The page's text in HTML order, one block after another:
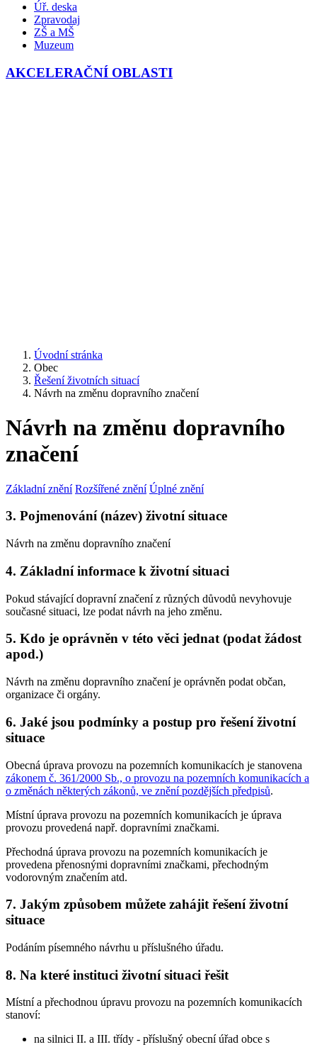
Úř. deska
Zpravodaj
ZŠ a MŠ
Muzeum
AKCELERAČNÍ OBLASTI
Úvodní stránka
Obec
Řešení životních situací
Návrh na změnu dopravního značení
Návrh na změnu dopravního
značení
Základní znění Rozšířené znění Úplné znění
3. Pojmenování (název) životní situace
Návrh na změnu dopravního značení
4. Základní informace k životní situaci
Pokud stávající dopravní značení z různých důvodů nevyhovuje
současné situaci, lze podat návrh na jeho změnu.
5. Kdo je oprávněn v této věci jednat (podat žádost
apod.)
Návrh na změnu dopravního značení je oprávněn podat občan,
organizace či orgány.
6. Jaké jsou podmínky a postup pro řešení životní
situace
Obecná úprava provozu na pozemních komunikacích je stanovena
zákonem č. 361/2000 Sb., o provozu na pozemních komunikacích a
o změnách některých zákonů, ve znění pozdějších předpisů.
Místní úprava provozu na pozemních komunikacích je úprava
provozu provedená např. dopravními značkami.
Přechodná úprava provozu na pozemních komunikacích je
provedena přenosnými dopravními značkami, přechodným
vodorovným značením atd.
7. Jakým způsobem můžete zahájit řešení životní
situace
Podáním písemného návrhu u příslušného úřadu.
8. Na které instituci životní situaci řešit
Místní a přechodnou úpravu provozu na pozemních komunikacích
stanoví:
na silnici II. a III. třídy - příslušný obecní úřad obce s